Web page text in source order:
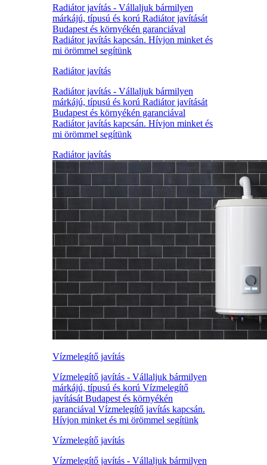
Radiátor javítás - Vállaljuk bármilyen
márkájú, típusú és korú Radiátor javítását
Budapest és környékén garanciával
Radiátor javítás kapcsán. Hívjon minket és
mi örömmel segítünk
Radiátor javítás
Radiátor javítás - Vállaljuk bármilyen
márkájú, típusú és korú Radiátor javítását
Budapest és környékén garanciával
Radiátor javítás kapcsán. Hívjon minket és
mi örömmel segítünk
Radiátor javítás
Vízmelegítő javítás
Vízmelegítő javítás - Vállaljuk bármilyen
márkájú, típusú és korú Vízmelegítő
javítását Budapest és környékén
garanciával Vízmelegítő javítás kapcsán.
Hívjon minket és mi örömmel segítünk
Vízmelegítő javítás
Vízmelegítő javítás - Vállaljuk bármilyen